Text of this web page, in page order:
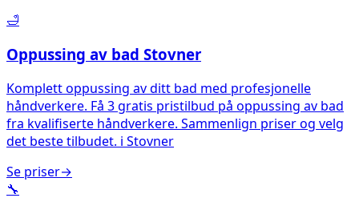
🛁
Oppussing av bad Stovner
Komplett oppussing av ditt bad med profesjonelle
håndverkere. Få 3 gratis pristilbud på oppussing av bad
fra kvalifiserte håndverkere. Sammenlign priser og velg
det beste tilbudet. i Stovner
Se priser→
🔧